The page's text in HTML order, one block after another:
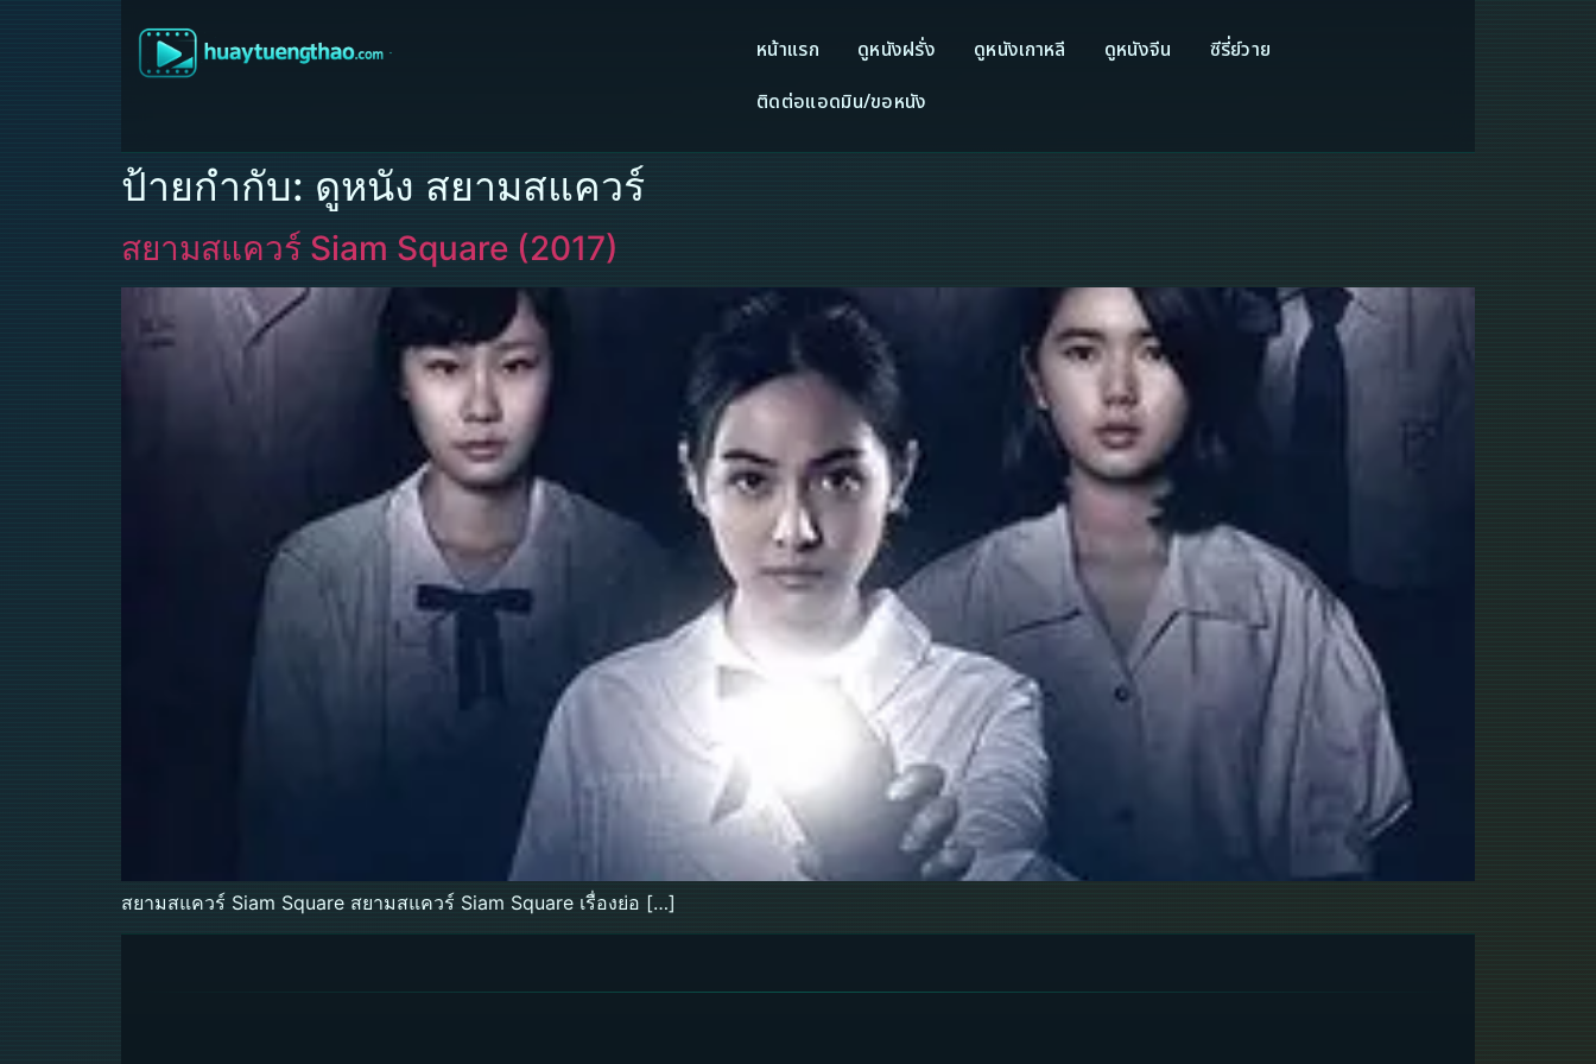
หน้าแรก ดูหนังฝรั่ง ดูหนังเกาหลี ดูหนังจีน
ซีรี่ย์วาย
ติดต่อแอดมิน/ขอหนัง
ป้ายกำกับ: ดูหนัง สยามสแควร์
สยามสแควร์ Siam Square (2017)
สยามสแควร์ Siam Square สยามสแควร์ Siam Square เรื่องย่อ […]